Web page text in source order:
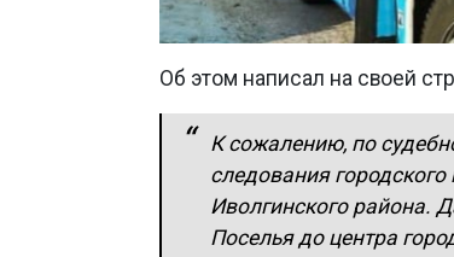
Об этом написал на своей
К сожалению, по
следования
Иволгинского района.
Поселья до центра